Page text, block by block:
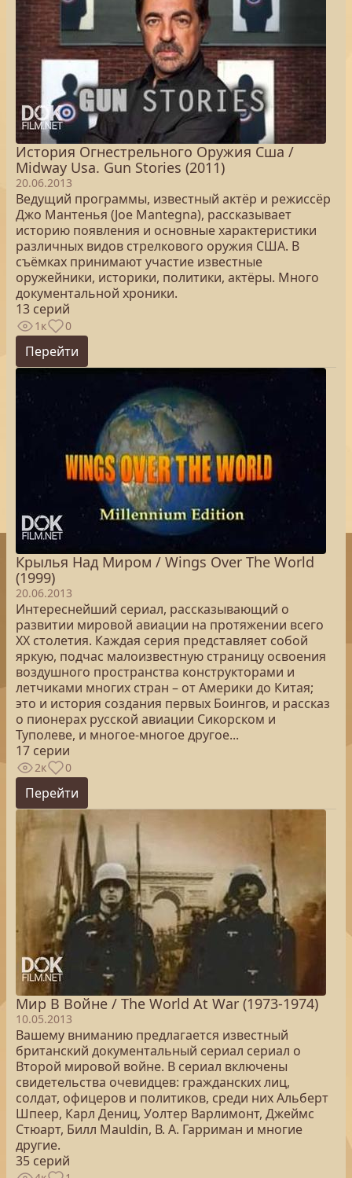
История Огнестрельного Оружия Сша /
Midway Usa. Gun Stories (2011)
20.06.2013
Ведущий программы, известный актёр и режиссёр
Джо Мантенья (Joe Mantegna), рассказывает
историю появления и основные характеристики
различных видов стрелкового оружия США. В
съёмках принимают участие известные
оружейники, историки, политики, актёры. Много
документальной хроники.
13 серий
1к 0
Перейти
Крылья Над Миром / Wings Over The World
(1999)
20.06.2013
Интереснейший сериал, рассказывающий о
развитии мировой авиации на протяжении всего
ХХ столетия. Каждая серия представляет собой
яркую, подчас малоизвестную страницу освоения
воздушного пространства конструкторами и
летчиками многих стран – от Америки до Китая;
это и история создания первых Боингов, и рассказ
о пионерах русской авиации Сикорском и
Туполеве, и многое-многое другое...
17 серии
2к 0
Перейти
Мир В Войне / The World At War (1973-1974)
10.05.2013
Вашему вниманию предлагается известный
британский документальный сериал сериал о
Второй мировой войне. В сериал включены
свидетельства очевидцев: гражданских лиц,
солдат, офицеров и политиков, среди них Альберт
Шпеер, Карл Дениц, Уолтер Варлимонт, Джеймс
Стюарт, Билл Mauldin, В. А. Гарриман и многие
другие.
35 серий